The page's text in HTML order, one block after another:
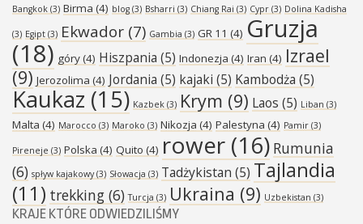
Bangkok (3) Birma (4) blog (3) Bsharri (3) Chiang Rai (3) Cypr (3) Dolina Kadisha
(3) Egipt (3) Ekwador (7) Gambia (3) GR 11 (4) Gruzja
(18) góry(4) Hiszpania (5) Indonezja (4) Iran (4) Izrael
(9) Jerozolima (4) Jordania (5) kajaki (5) Kambodża (5)
Kaukaz (15) Kazbek (3) Krym (9) Laos (5) Liban (3)
Malta (4) Marocco (3) Maroko (3) Nikozja (4) Palestyna (4) Pamir (3)
Pireneje (3) Polska (4) Quito (4) rower (16) Rumunia
(6) spływ kajakowy(3) Słowacja (3) Tadżykistan (5) Tajlandia
(11) trekking (6) Turcja (3) Ukraina (9) Uzbekistan (3)
KRAJE KTÓRE ODWIEDZILIŚMY